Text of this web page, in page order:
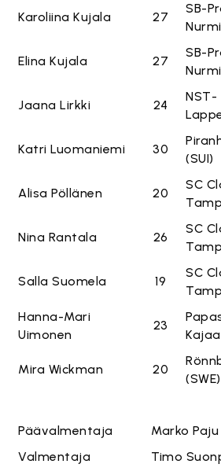
Karoliina Kujala 27
SB-
Elina Kujala 27
SB-
Jaana Lirkki 24
NST-
Katri Luomaniemi 30
(SUI)
Alisa Pöllänen 20
SC
Nina Rantala 26
SC
Salla Suomela 19
SC
Hanna-Mari
Uimonen
23
Mira Wickman 20
(SWE)
Päävalmentaja
Marko Paju
Valmentaja
Timo